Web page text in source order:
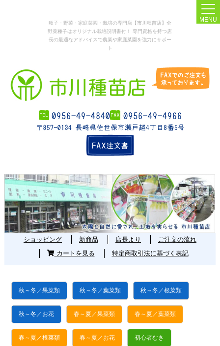
種子・野菜・家庭菜園・栽培の専門店【市川種苗店】全
野菜種子はオリジナル栽培説明書付！ 専門資格を持つ店
長の最適なアドバイスで農業や家庭菜園を強力にサポー
ト
MENU
ショッピング 新商品 店長より
ご注文の流れ
カートを見る
特定商取引法に基づく表記
秋～冬／果菜類 秋～冬／葉菜類 秋～冬／根菜類
秋～冬／お花 春～夏／果菜類 春～夏／葉菜類
春～夏／根菜類 春～夏／お花 初心者むき